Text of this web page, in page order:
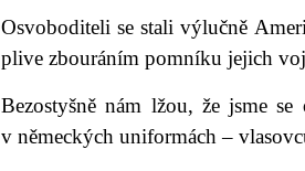
Osvoboditeli se stali výlučně
plive zbouráním pomníku jejich
Bezostyšně nám lžou, že jsme
v německých uniformách –